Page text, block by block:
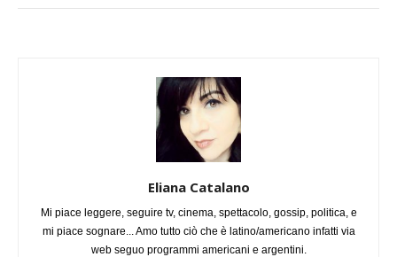
Eliana Catalano
Mi piace leggere, seguire tv, cinema, spettacolo, gossip, politica, e
mi piace sognare... Amo tutto ciò che è latino/americano infatti via
web seguo programmi americani e argentini.